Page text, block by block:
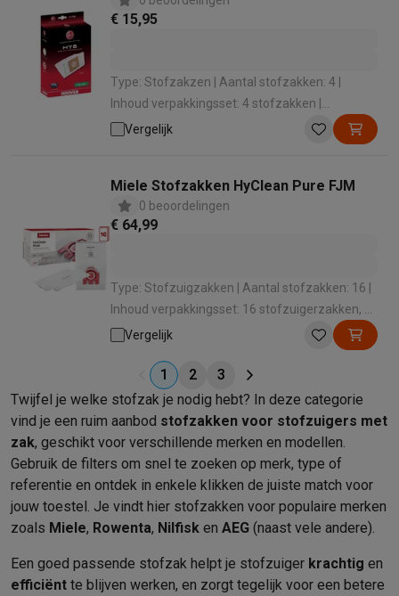
€ 15,95
Type: Stofzakzen | Aantal stofzakken: 4 |
Inhoud verpakkingsset: 4 stofzakken |
Materiaal: Microvezel | Geschikt voor:
Vergelijk
Miele Stofzakken HyClean Pure FJM
0 beoordelingen
€ 64,99
Type: Stofzuigzakken | Aantal stofzakken: 16 |
Inhoud verpakkingsset: 16 stofzuigerzakken, 4
motorfilters, 4 uitblaasfilters | Geschikt voor:
Vergelijk
1 2
3
Twijfel je welke stofzak je nodig hebt? In deze categorie
vind je een ruim aanbod stofzakken voor stofzuigers met
zak, geschikt voor verschillende merken en modellen.
Gebruik de filters om snel te zoeken op merk, type of
referentie en ontdek in enkele klikken de juiste match voor
jouw toestel. Je vindt hier stofzakken voor populaire merken
zoals Miele, Rowenta, Nilfisk en AEG (naast vele andere).
Een goed passende stofzak helpt je stofzuiger krachtig en
efficiënt te blijven werken, en zorgt tegelijk voor een betere